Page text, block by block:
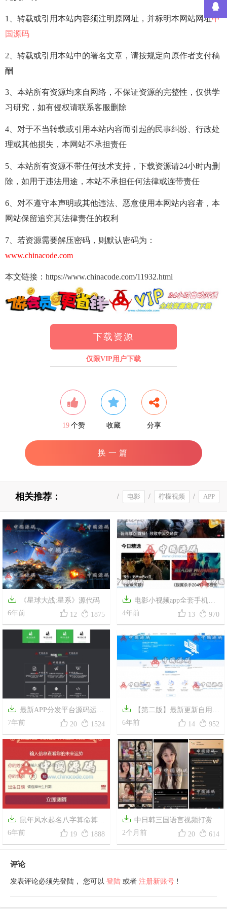
1、转载或引用本站内容须注明原网址，并标明本网站网址中
国源码
2、转载或引用本站中的署名文章，请按规定向原作者支付稿
酬
3、本站所有资源均来自网络，不保证资源的完整性，仅供学
习研究，如有侵权请联系客服删除
4、对于不当转载或引用本站内容而引起的民事纠纷、行政处
理或其他损失，本网站不承担责任
5、本站所有资源不带任何技术支持，下载资源请24小时内删
除，如用于违法用途，本站不承担任何法律或连带责任
6、对不遵守本声明或其他违法、恶意使用本网站内容者，本
网站保留追究其法律责任的权利
7、若资源需要解压密码，则默认密码为：
www.chinacode.com
本文链接：https://www.chinacode.com/11932.html
下载资源
仅限VIP用户下载
19 个赞 收藏 分享
换一篇
相关推荐： APP
/
柠檬视频
/
电影
/
视频网站
/
视频网站源码

《星球大战:星系》源代码
6年前
 12  1875
 电影小视频app全套手机电
影源码下载带教程
4年前  13  970
 最新APP分发平台源码运营
版|新款APP分发平台系统 二开
版本 商业版源码一键安装版
7年前  20  1524

【第二版】最新更新自用分
发平台，在线IOS免签封包分发
平台源码免签封装带绿标
6年前  14  952
 鼠年风水起名八字算命算财
运姻缘易经周易占卜开运网源
码完美运营版【2020带支付】
6年前  19  1888
 中日韩三国语言视频打赏空
降约会源码
2个月前  20  614
评论
发表评论必须先登陆， 您可以 登陆 或者 注册新账号 !